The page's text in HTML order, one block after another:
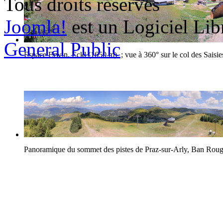
Espace Erwin, Eckl (1650 m) ; vue à 360° sur le col des
Panoramique du sommet des pistes de Praz-sur-Arly, Ban
Joomla!est un Logiciel
General Public